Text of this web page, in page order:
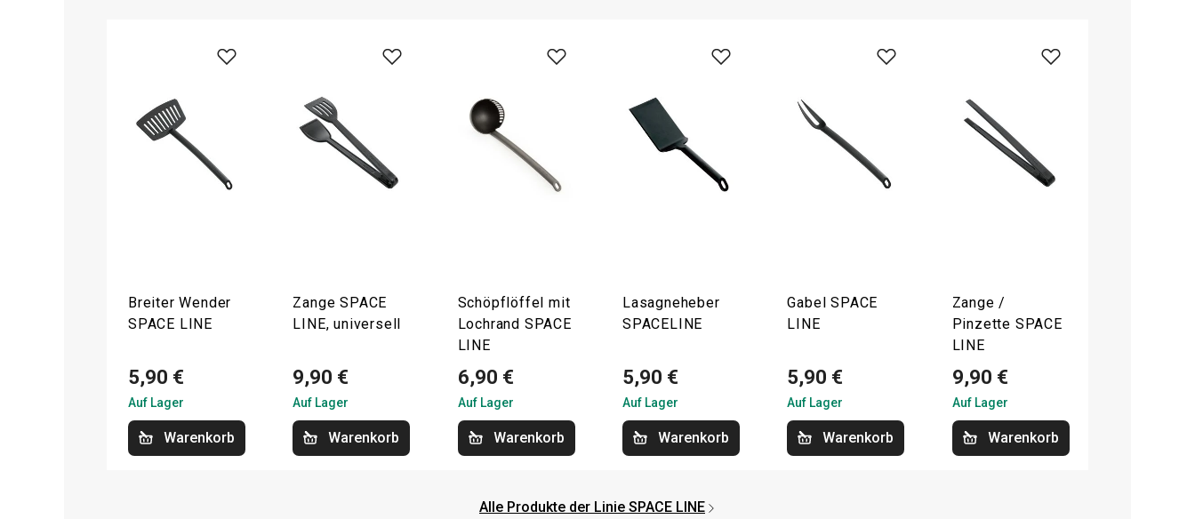
Breiter Wender
SPACE LINE
5,90 €
Auf Lager
Warenkorb
Zange SPACE
LINE, universell
9,90 €
Auf Lager
Warenkorb
Schöpflöffel mit
Lochrand SPACE
LINE
6,90 €
Auf Lager
Warenkorb
Lasagneheber
SPACELINE
5,90 €
Auf Lager
Warenkorb
Gabel SPACE
LINE
5,90 €
Auf Lager
Warenkorb
Zange /
Pinzette SPACE
LINE
9,90 €
Auf Lager
Warenkorb
Alle Produkte der Linie SPACE LINE